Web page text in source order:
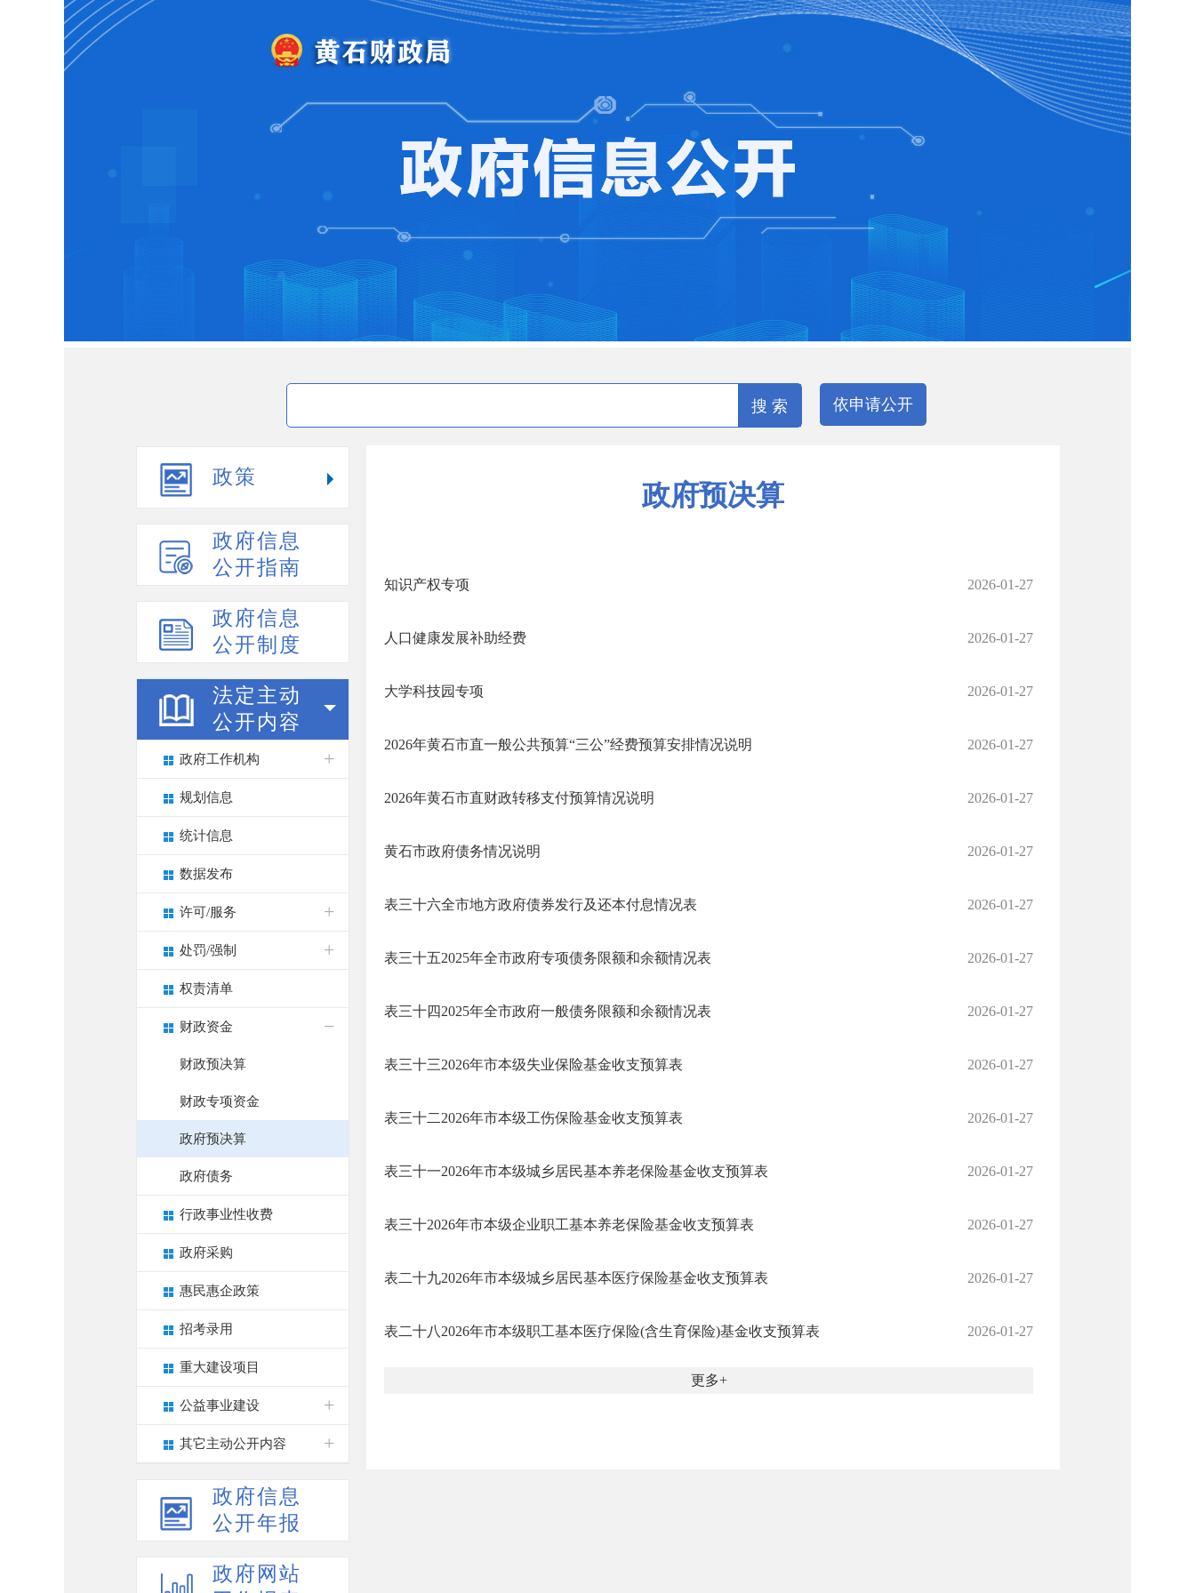
搜 索 依申请公开
政策
政府信息
公开指南
政府信息
公开制度
法定主动
公开内容
政府工作机构
规划信息
统计信息
数据发布
许可/服务
处罚/强制
权责清单
财政资金
财政预决算
财政专项资金
政府预决算
政府债务
行政事业性收费
政府采购
惠民惠企政策
招考录用
重大建设项目
公益事业建设
其它主动公开内容
政府信息
公开年报
政府网站
政府预决算
2026-01-27
知识产权专项
2026-01-27
人口健康发展补助经费
2026-01-27
大学科技园专项
2026-01-27
2026年黄石市直一般公共预算“三公”经费预算安排情况说明
2026-01-27
2026年黄石市直财政转移支付预算情况说明
2026-01-27
黄石市政府债务情况说明
2026-01-27
表三十六全市地方政府债券发行及还本付息情况表
2026-01-27
表三十五2025年全市政府专项债务限额和余额情况表
2026-01-27
表三十四2025年全市政府一般债务限额和余额情况表
2026-01-27
表三十三2026年市本级失业保险基金收支预算表
2026-01-27
表三十二2026年市本级工伤保险基金收支预算表
2026-01-27
表三十一2026年市本级城乡居民基本养老保险基金收支预算表
2026-01-27
表三十2026年市本级企业职工基本养老保险基金收支预算表
2026-01-27
表二十九2026年市本级城乡居民基本医疗保险基金收支预算表
2026-01-27
表二十八2026年市本级职工基本医疗保险(含生育保险)基金收支预算表
更多